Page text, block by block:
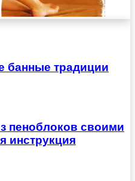
традиции
пеноблоков своими
инструкция